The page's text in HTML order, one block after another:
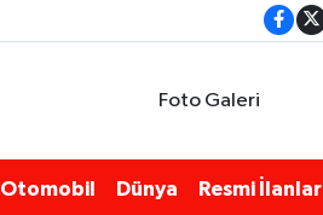
Foto Galeri
Otomobil Dünya Resmi İlanlar